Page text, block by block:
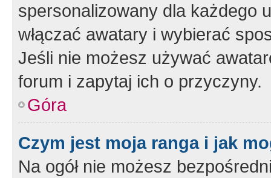
spersonalizowany dla każdego
włączać awatary i wybierać
Jeśli nie możesz używać
forum i zapytaj ich o przyczyny.
Góra
Czym jest moja ranga i jak
Na ogół nie możesz